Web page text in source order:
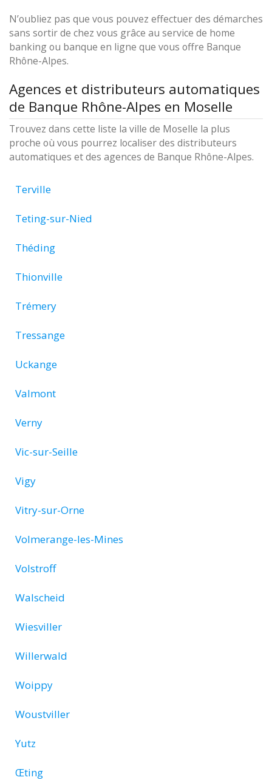
N’oubliez pas que vous pouvez effectuer des démarches
sans sortir de chez vous grâce au service de home
banking ou banque en ligne que vous offre Banque
Rhône-Alpes.
Agences et distributeurs automatiques
de Banque Rhône-Alpes en Moselle
Trouvez dans cette liste la ville de Moselle la plus
proche où vous pourrez localiser des distributeurs
automatiques et des agences de Banque Rhône-Alpes.
Terville
Teting-sur-Nied
Théding
Thionville
Trémery
Tressange
Uckange
Valmont
Verny
Vic-sur-Seille
Vigy
Vitry-sur-Orne
Volmerange-les-Mines
Volstroff
Walscheid
Wiesviller
Willerwald
Woippy
Woustviller
Yutz
Œting